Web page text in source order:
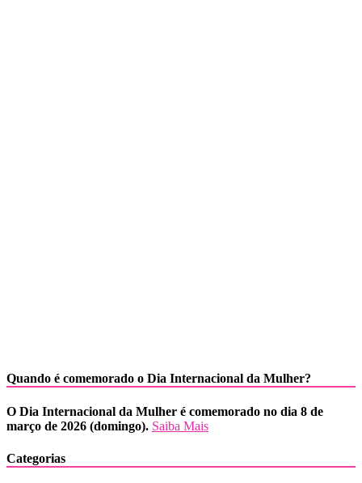
Quando é comemorado o Dia Internacional da Mulher?
O Dia Internacional da Mulher é comemorado no dia 8 de
março de 2026 (domingo). Saiba Mais
Categorias